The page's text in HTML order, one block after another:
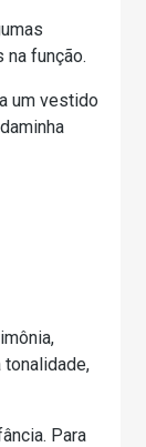
função.
um vestido
tonalidade,
Para